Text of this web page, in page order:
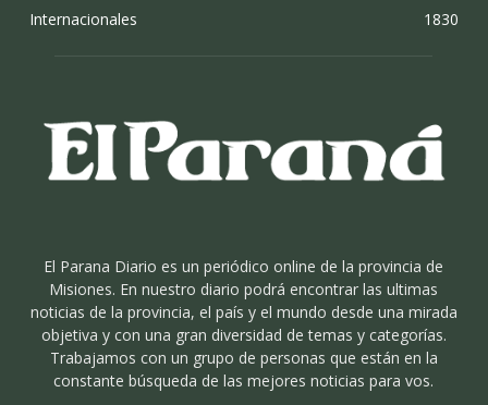
Internacionales
1830
El Parana Diario es un periódico online de la provincia de
Misiones. En nuestro diario podrá encontrar las ultimas
noticias de la provincia, el país y el mundo desde una mirada
objetiva y con una gran diversidad de temas y categorías.
Trabajamos con un grupo de personas que están en la
constante búsqueda de las mejores noticias para vos.